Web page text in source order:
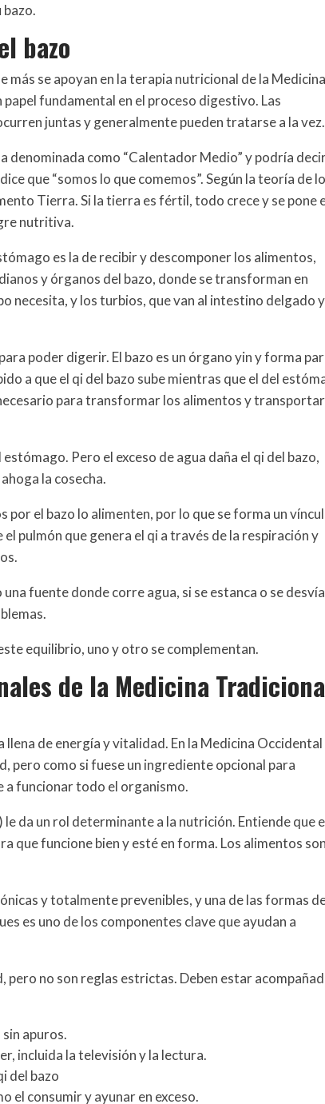
bazo.
bazo
más se apoyan en la terapia nutricional de la Medicina
fundamental en el proceso digestivo. Las
juntas y generalmente pueden tratarse a la vez.
denominada como “Calentador Medio” y podría
que “somos lo que comemos”. Según la teoría de
Tierra. Si la tierra es fértil, todo crece y se pone
nutritiva.
es la de recibir y descomponer los alimentos,
y órganos del bazo, donde se transforman en
necesita, y los turbios, que van al intestino delgado y
poder digerir. El bazo es un órgano yin y forma
a que el qi del bazo sube mientras que el del
para transformar los alimentos y
Pero el exceso de agua daña el qi del bazo,
la cosecha.
por el bazo lo alimenten, por lo que se forma un
pulmón que genera el qi a través de la respiración y
fuente donde corre agua, si se estanca o se
equilibrio, uno y otro se complementan.
de la Medicina
de energía y vitalidad. En la Medicina Occidental
pero como si fuese un ingrediente opcional para
a funcionar todo el organismo.
da un rol determinante a la nutrición. Entiende que
que funcione bien y esté en forma. Los alimentos son
y totalmente prevenibles, y una de las formas
es uno de los componentes clave que ayudan a
pero no son reglas estrictas. Deben estar
apuros.
incluida la televisión y la lectura.
del bazo
el consumir y ayunar en exceso.